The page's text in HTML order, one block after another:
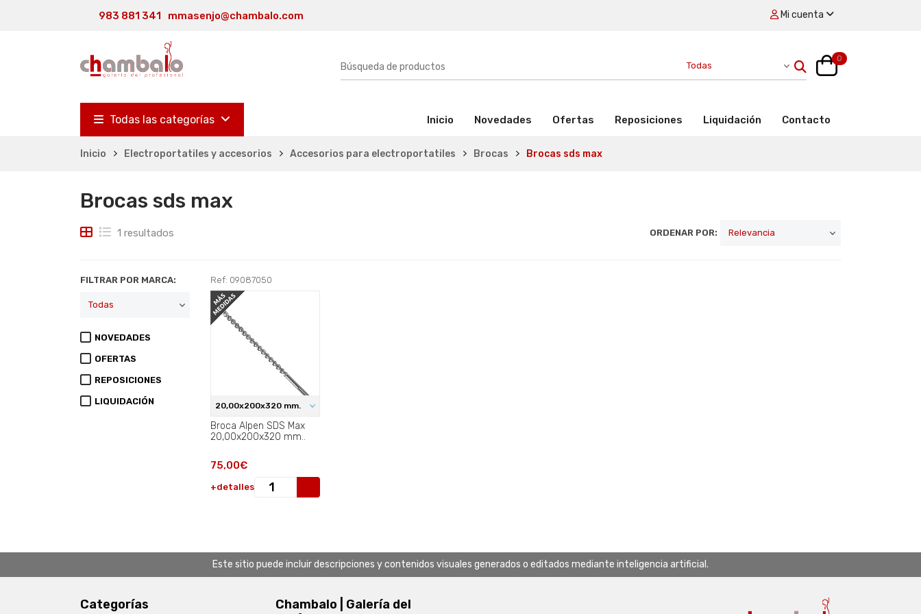
983 881 341 mmasenjo@chambalo.com Mi cuenta
0
Todas las categorías Inicio (activo)Novedades Ofertas Reposiciones Liquidación Contacto
Inicio Electroportatiles y accesorios Accesorios para electroportatiles Brocas Brocas sds max
Brocas sds max
1 resultados ORDENAR POR:
FILTRAR POR MARCA:
NOVEDADES
OFERTAS
REPOSICIONES
LIQUIDACIÓN
Ref: 09087050
20,00x200x320 mm.
Broca Alpen SDS Max
20,00x200x320 mm..
75,00€
+detalles
Este sitio puede incluir descripciones y contenidos visuales generados o editados mediante inteligencia artificial.
Categorías
Chambalo | Galería del